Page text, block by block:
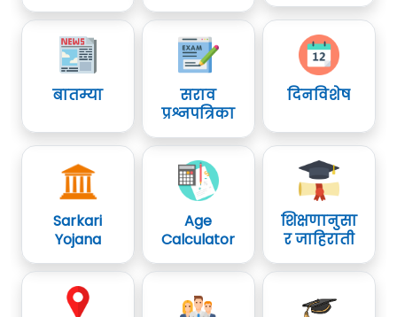
बातम्या
सराव
प्रश्नपत्रिका
दिनविशेष
Sarkari
Yojana
Age
Calculator
शिक्षणानुसा
र जाहिराती